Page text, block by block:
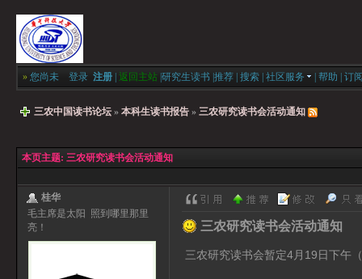
» 您尚未 登录 注册 返回主站 研究生读书 推荐 搜索 社区服务 帮助 订
三农中国读书论坛 » 本科生读书报告 » 三农研究读书会活动通知
本页主题: 三农研究读书会活动通知
桂华
毛主席是太阳 照到哪里那里
亮！
三农研究读书会活动通知
三农研究读书会暂定4月19日下午